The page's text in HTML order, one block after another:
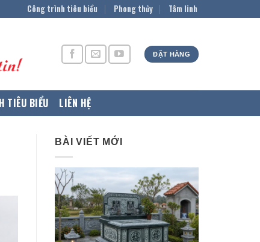
Công trình tiêu biểu Phong thủy Tâm linh
ĐẶT HÀNG
TIÊU BIỂU LIÊN HỆ
BÀI VIẾT MỚI